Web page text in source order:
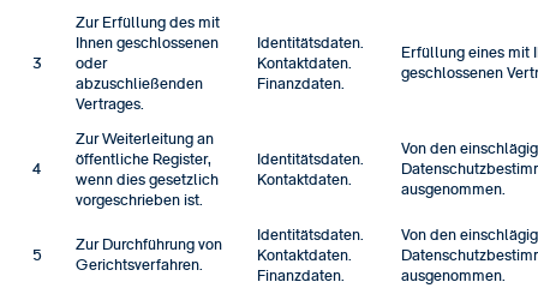
3
Zur Erfüllung des mit
Ihnen geschlossenen
oder
abzuschließenden
Vertrages.
Identitätsdaten.
Kontaktdaten.
Finanzdaten.
Erfüllung eines mit
geschlossenen
4
Zur Weiterleitung an
öffentliche Register,
wenn dies gesetzlich
vorgeschrieben ist.
Identitätsdaten.
Kontaktdaten.
Von den
ausgenommen.
5
Zur Durchführung von
Gerichtsverfahren.
Identitätsdaten.
Kontaktdaten.
Finanzdaten.
Von den
ausgenommen.